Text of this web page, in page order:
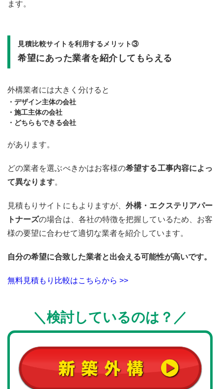
ます。
見積比較サイトを利用するメリット③
希望にあった業者を紹介してもらえる
外構業者には大きく分けると
・デザイン主体の会社
・施工主体の会社
・どちらもできる会社
があります。
どの業者を選ぶべきかはお客様の希望する工事内容によっ
て異なります。
見積もりサイトにもよりますが、外構・エクステリアパー
トナーズの場合は、各社の特徴を把握しているため、お客
様の要望に合わせて適切な業者を紹介しています。
自分の希望に合致した業者と出会える可能性が高いです。
無料見積もり比較はこちらから >>
＼検討しているのは ？ ／